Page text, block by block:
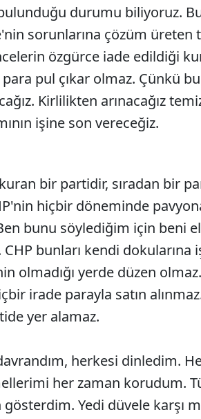
durumu biliyoruz.
sorunlarına çözüm üreten
özgürce iade edildiği
pul çıkar olmaz. Çünkü
Kirlilikten arınacağız
işine son vereceğiz.
bir partidir, sıradan bir
hiçbir döneminde
bunu söylediğim için beni
bunları kendi dokularına
olmadığı yerde düzen
irade parayla satın
yer alamaz.
herkesi dinledim.
her zaman korudum.
Yedi düvele karşı